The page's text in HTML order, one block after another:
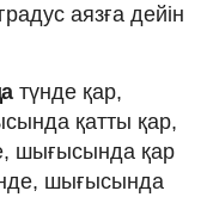
аязға дейін
түнде қар,
қатты қар,
шығысында қар
шығысында